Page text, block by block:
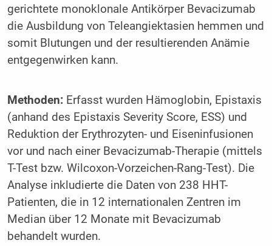
gerichtete monoklonale Antikörper Bevacizumab
die Ausbildung von Teleangiektasien hemmen und
somit Blutungen und der resultierenden Anämie
entgegenwirken kann.
Methoden:Erfasst wurden Hämoglobin, Epistaxis
(anhand des Epistaxis Severity Score, ESS) und
Reduktion der Erythrozyten- und Eiseninfusionen
vor und nach einer Bevacizumab-Therapie (mittels
T-Test bzw. Wilcoxon-Vorzeichen-Rang-Test). Die
Analyse inkludierte die Daten von 238 HHT-
Patienten, die in 12 internationalen Zentren im
Median über 12 Monate mit Bevacizumab
behandelt wurden.